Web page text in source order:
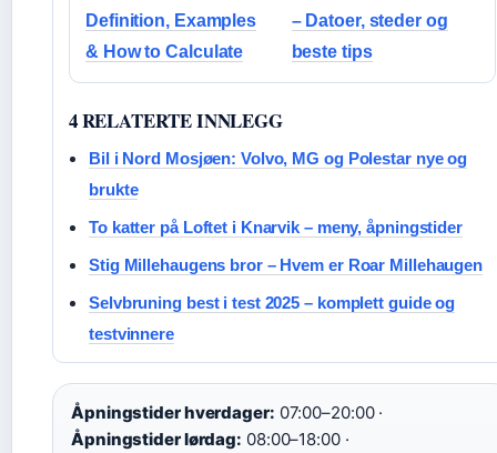
Definition, Examples
& How to Calculate
– Datoer, steder og
beste tips
4 RELATERTE INNLEGG
Bil i Nord Mosjøen: Volvo, MG og Polestar nye og
brukte
To katter på Loftet i Knarvik – meny, åpningstider
Stig Millehaugens bror – Hvem er Roar Millehaugen
Selvbruning best i test 2025 – komplett guide og
testvinnere
Åpningstider hverdager: 07:00–20:00 ·
Åpningstider lørdag: 08:00–18:00 ·